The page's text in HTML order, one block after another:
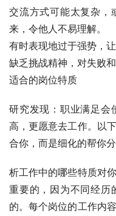
交流方式可能太复杂，
来，令他人不易理解。
有时表现地过于强势，
缺乏挑战精神，对失败
适合的岗位特质
研究发现：职业满足会
高，更愿意去工作。以
合你，而是细化的帮你分
析工作中的哪些特质对
重要的，因为不同经历
的。每个岗位的工作内